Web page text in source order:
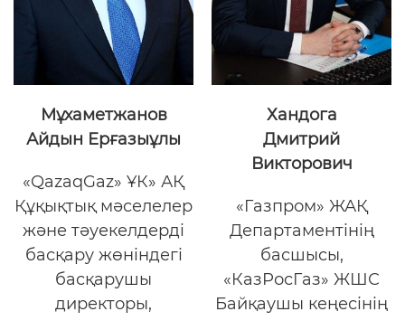
Мұхаметжанов
Айдын Ерғазыұлы
«QazaqGaz» ҰК» АҚ
Құқықтық мәселелер
және тәуекелдерді
басқару жөніндегі
басқарушы
директоры,
Хандога
Дмитрий
Викторович
«Газпром» ЖАҚ
Департаментінің
басшысы,
«КазРосГаз» ЖШС
Байқаушы кеңесінің